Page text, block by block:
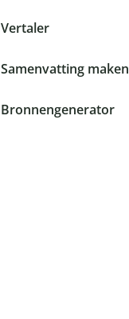
Vertaler
Samenvatting maken
Bronnengenerator